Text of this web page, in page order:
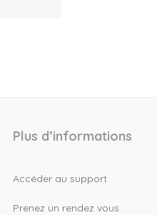
Plus d’informations
Accéder au support
Prenez un rendez vous